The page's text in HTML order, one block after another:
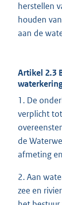
herstellen
houden
aan de
Artikel 2.3
1. De
verplicht
de
afmeting
2. Aan
zee en